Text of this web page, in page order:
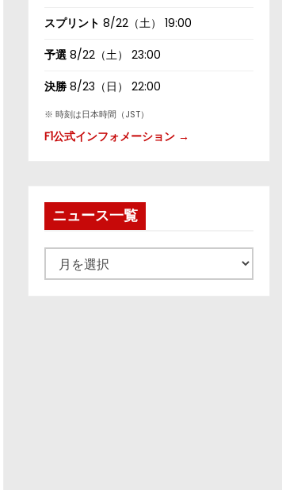
スプリント 8/22（土） 19:00
予選 8/22（土） 23:00
決勝 8/23（日） 22:00
※ 時刻は日本時間（JST）
F1公式インフォメーション →
ニュース一覧
ュ